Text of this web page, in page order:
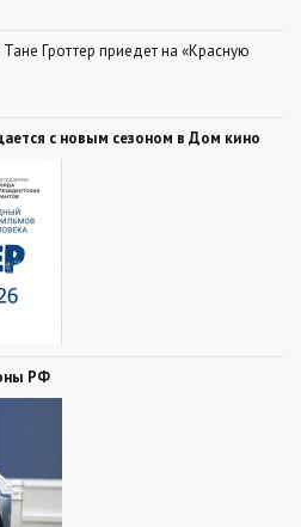
Гроттер приедет на «Красную
с новым сезоном в Дом кино
РФ